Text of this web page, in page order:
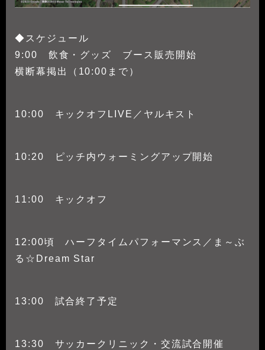
◆スケジュール
9:00 飲食・グッズ ブース販売開始
横断幕掲出（10:00まで）
10:00 キックオフLIVE／ヤルキスト
10:20 ピッチ内ウォーミングアップ開始
11:00 キックオフ
12:00頃 ハーフタイムパフォーマンス／ま～ぶ
る☆Dream Star
13:00 試合終了予定
13:30 サッカークリニック・交流試合開催